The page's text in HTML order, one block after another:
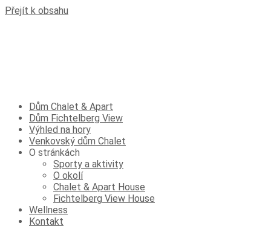
Přejít k obsahu
Dům Chalet & Apart
Dům Fichtelberg View
Výhled na hory
Venkovský dům Chalet
O stránkách
Sporty a aktivity
O okolí
Chalet & Apart House
Fichtelberg View House
Wellness
Kontakt